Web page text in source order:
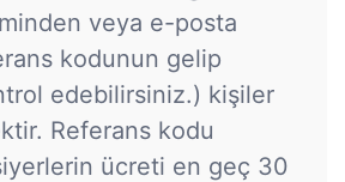
veya e-posta
kodunun gelip
edebilirsiniz.) kişiler
Referans kodu
ücreti en geç 30